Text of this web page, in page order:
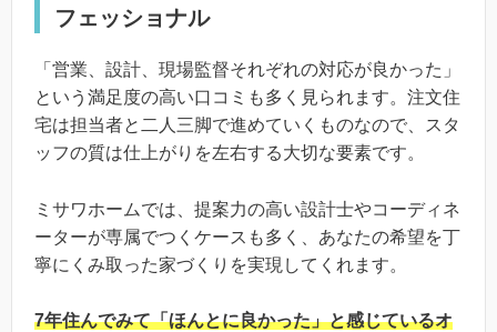
フェッショナル
「営業、設計、現場監督それぞれの対応が良かった」
という満足度の高い口コミも多く見られます。注文住
宅は担当者と二人三脚で進めていくものなので、スタ
ッフの質は仕上がりを左右する大切な要素です。
ミサワホームでは、提案力の高い設計士やコーディネ
ーターが専属でつくケースも多く、あなたの希望を丁
寧にくみ取った家づくりを実現してくれます。
7年住んでみて「ほんとに良かった」と感じているオ